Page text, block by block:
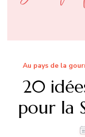
Au pays de la
20
pour la